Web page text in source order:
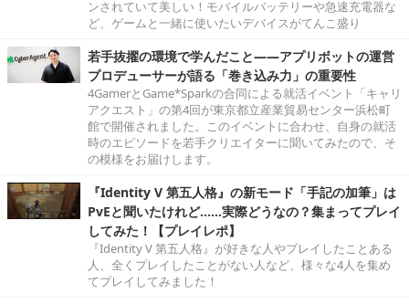
ンされていて美しい！モバイルバッテリーや急速充電器な
ど、ゲームと一緒に使いたいデバイスがてんこ盛り
若手抜擢の環境で学んだこと――アプリボットの運営
プロデューサーが語る「巻き込み力」の重要性
4GamerとGame*Sparkの合同による就活イベント「キャリ
アクエスト」の第4回が東京都立産業貿易センター浜松町
館で開催されました。このイベントに合わせ、自身の就活
時のエピソードを若手クリエイターに聞いてみたので、そ
の模様をお届けします。
『Identity V 第五人格』の新モード「手記の加筆」は
PvEと聞いたけれど……実際どうなの？集まってプレイ
してみた！【プレイレポ】
『Identity V 第五人格』が好きな人やプレイしたことある
人、全くプレイしたことがない人など、様々な4人を集め
てプレイしてみました！